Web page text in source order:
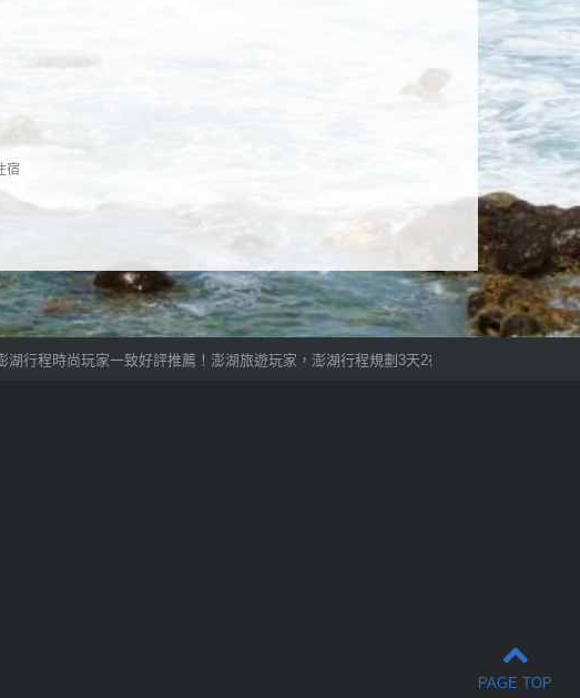
宿
PAGE TOP
時尚玩家一致好評推薦！澎湖旅遊玩家，澎湖行程規劃3天2夜提供多樣化自組